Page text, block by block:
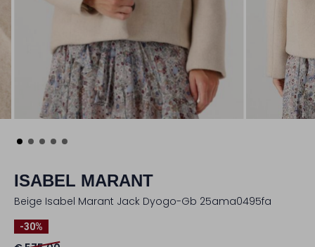
ISABEL MARANT
Beige Isabel Marant Jack Dyogo-Gb 25ama0495fa
-30%